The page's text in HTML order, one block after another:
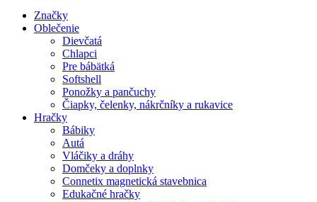
Značky
Oblečenie
Dievčatá
Chlapci
Pre bábätká
Softshell
Ponožky a pančuchy
Čiapky, čelenky, nákrčníky a rukavice
Hračky
Bábiky
Autá
Vláčiky a dráhy
Domčeky a doplnky
Connetix magnetická stavebnica
Edukačné hračky